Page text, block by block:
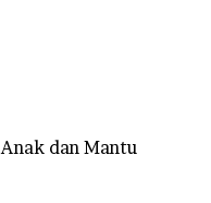
dan Mantu